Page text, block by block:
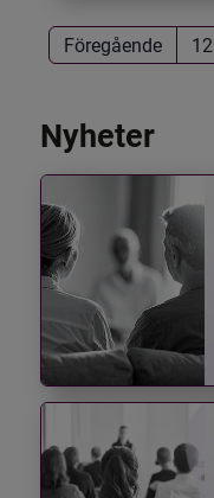
Föregående 12
Nyheter